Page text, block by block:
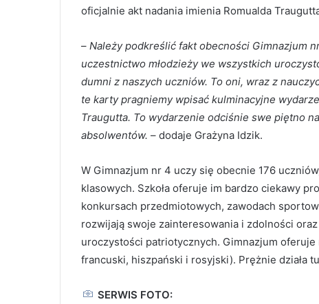
oficjalnie akt nadania imienia Romualda
– Należy podkreślić fakt obecności Gimnazjum
uczestnictwo młodzieży we wszystkich
dumni z naszych uczniów. To oni, wraz z
te karty pragniemy wpisać kulminacyjne
Traugutta. To wydarzenie odciśnie swe piętno
absolwentów. – dodaje Grażyna Idzik.
W Gimnazjum nr 4 uczy się obecnie 176
klasowych. Szkoła oferuje im bardzo ciekawy
konkursach przedmiotowych, zawodach
rozwijają swoje zainteresowania i zdolności
uroczystości patriotycznych. Gimnazjum
francuski, hiszpański i rosyjski). Prężnie działa
SERWIS FOTO: